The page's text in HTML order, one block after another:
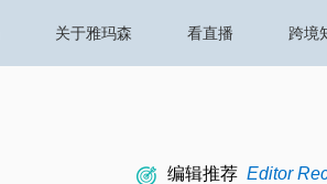
关于雅玛森 看直播 跨境
编辑推荐 Editor